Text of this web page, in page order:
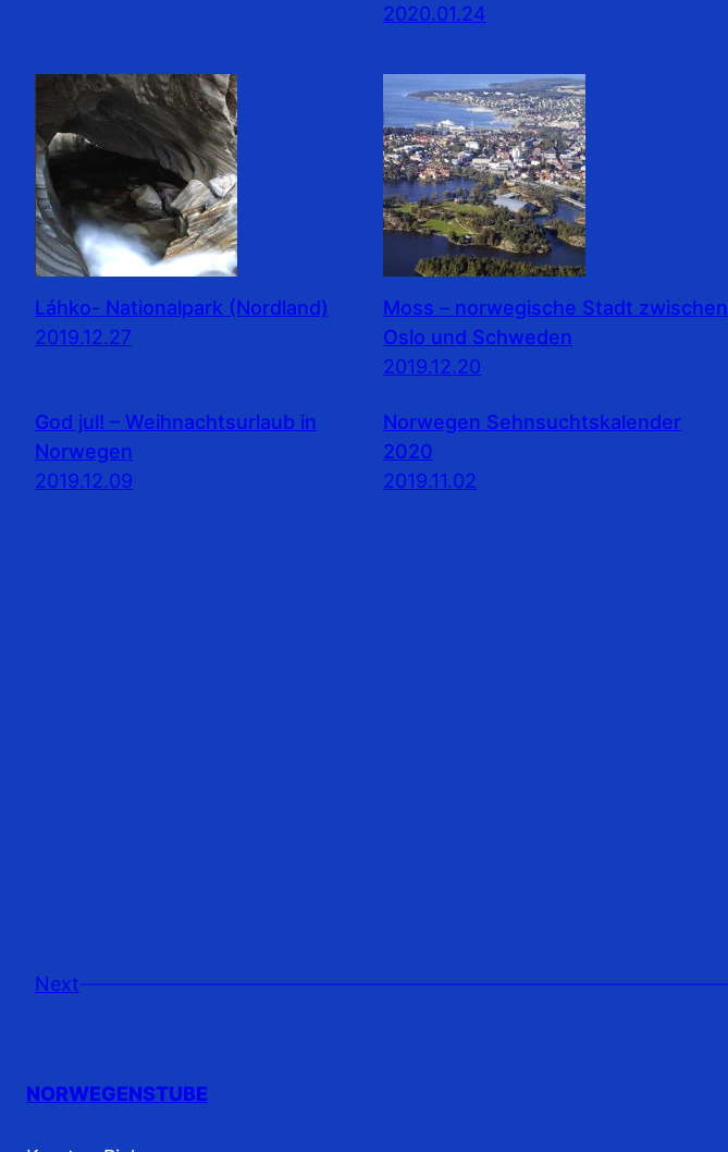
2020.01.24
Láhko- Nationalpark (Nordland)
2019.12.27
Moss – norwegische Stadt zwischen
Oslo und Schweden
2019.12.20
God jul! – Weihnachtsurlaub in
Norwegen
2019.12.09
Norwegen Sehnsuchtskalender
2020
2019.11.02
Next
NORWEGENSTUBE